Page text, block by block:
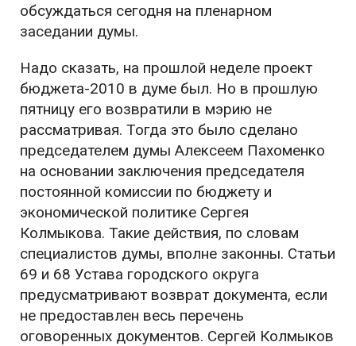
обсуждаться сегодня на пленарном
заседании думы.
Надо сказать, на прошлой неделе проект
бюджета-2010 в думе был. Но в прошлую
пятницу его возвратили в мэрию не
рассматривая. Тогда это было сделано
председателем думы Алексеем Пахоменко
на основании заключения председателя
постоянной комиссии по бюджету и
экономической политике Сергея
Колмыкова. Такие действия, по словам
специалистов думы, вполне законны. Статьи
69 и 68 Устава городского округа
предусматривают возврат документа, если
не предоставлен весь перечень
оговоренных документов. Сергей Колмыков